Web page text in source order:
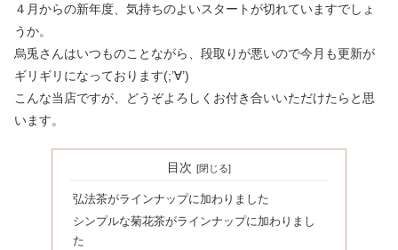
４月からの新年度、気持ちのよいスタートが切れていますでしょ
うか。
烏兎さんはいつものことながら、段取りが悪いので今月も更新が
ギリギリになっております(;’∀’)
こんな当店ですが、どうぞよろしくお付き合いいただけたらと思
います。
目次
弘法茶がラインナップに加わりました
シンプルな菊花茶がラインナップに加わりまし
た